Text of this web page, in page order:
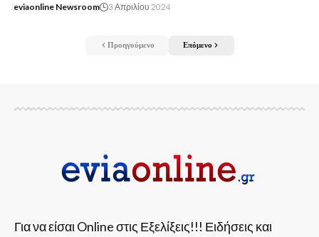
eviaonline Newsroom 3 Απριλίου 2024
Προηγούμενο Επόμενο
Για να είσαι Online στις Εξελίξεις!!! Ειδήσεις και